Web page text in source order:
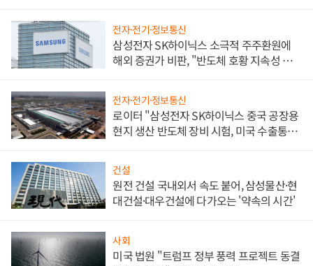
전자·전기·정보통신
삼성전자 SK하이닉스 소극적 주주환원에
해외 증권가 비판, "반도체 호황 지속성 의
전자·전기·정보통신
로이터 "삼성전자 SK하이닉스 중국 공장용
현지 생산 반도체 장비 시험, 미국 수출통제
건설
원전 건설 국내외서 속도 붙어, 삼성물산·현
대건설·대우건설에 다가오는 '약속의 시간'
사회
미국 법원 "트럼프 정부 풍력 프로젝트 동결